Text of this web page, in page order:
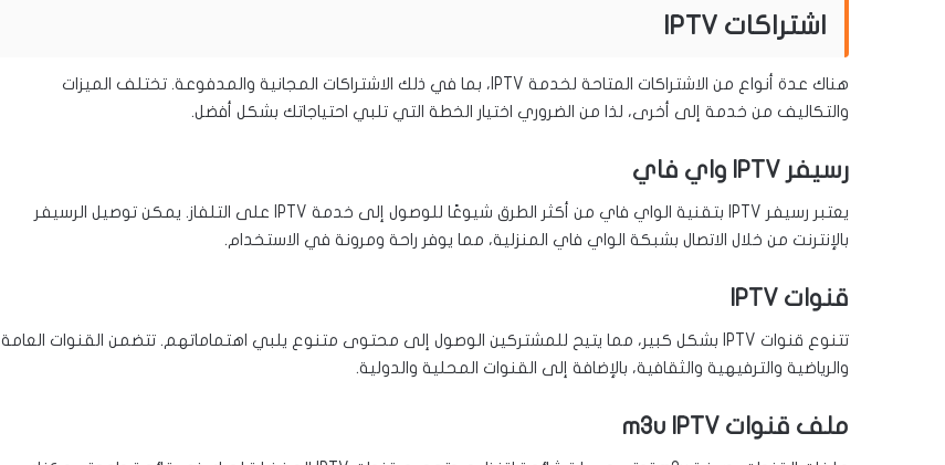
اشتراكات IPTV
هناك عدة أنواع من الاشتراكات المتاحة لخدمة IPTV، بما في ذلك الاشتراكات المجانية والمدفوعة. تختلف الميزات
والتكاليف من خدمة إلى أخرى، لذا من الضروري اختيار الخطة التي تلبي احتياجاتك بشكل أفضل.
رسيفر IPTV واي فاي
يعتبر رسيفر IPTV بتقنية الواي فاي من أكثر الطرق شيوعًا للوصول إلى خدمة IPTV على التلفاز. يمكن توصيل الرسيفر
بالإنترنت من خلال الاتصال بشبكة الواي فاي المنزلية، مما يوفر راحة ومرونة في الاستخدام.
قنوات IPTV
تتنوع قنوات IPTV بشكل كبير، مما يتيح للمشتركين الوصول إلى محتوى متنوع يلبي اهتماماتهم. تتضمن القنوات العامة
والرياضية والترفيهية والثقافية، بالإضافة إلى القنوات المحلية والدولية.
ملف قنوات m3u IPTV